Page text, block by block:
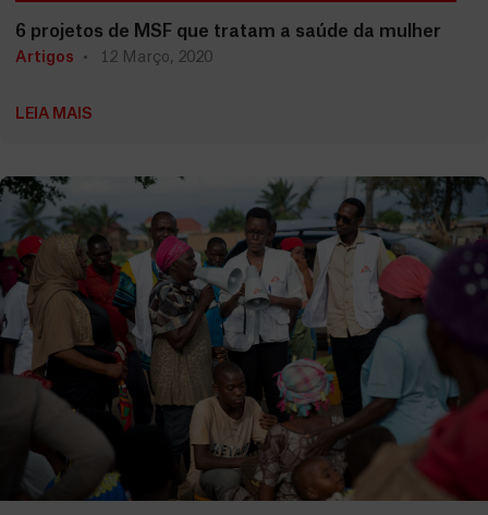
6 projetos de MSF que tratam a saúde da mulher
Artigos 12 Março, 2020
LEIA MAIS